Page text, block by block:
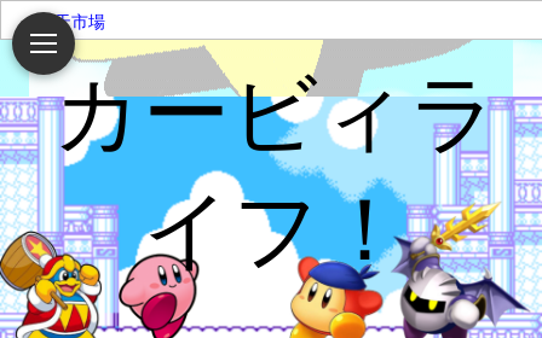
楽天市場
カービィラ
イフ！